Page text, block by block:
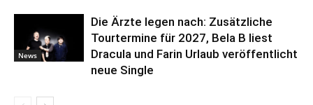
News
Die Ärzte legen nach: Zusätzliche
Tourtermine für 2027, Bela B liest
Dracula und Farin Urlaub veröffentlicht
neue Single